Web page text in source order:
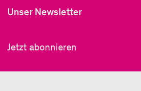
Unser Newsletter